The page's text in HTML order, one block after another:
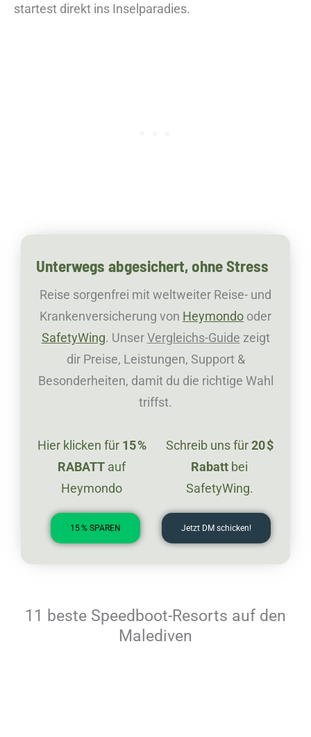
startest direkt ins Inselparadies.
Unterwegs abgesichert, ohne Stress
Reise sorgenfrei mit weltweiter Reise- und
Krankenversicherung von Heymondo oder
SafetyWing. UnserVergleichs-Guide zeigt
dir Preise, Leistungen, Support &
Besonderheiten, damit du die richtige Wahl
triffst.
Hier klicken für15 %
RABATT auf
Heymondo
15 % SPAREN
Schreib uns für20 $
Rabatt bei
SafetyWing.
Jetzt DM schicken!
11 beste Speedboot-Resorts auf den
Malediven